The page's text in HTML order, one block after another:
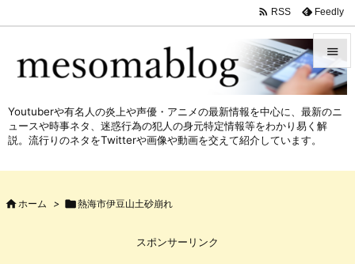



 RSS Feedly
Youtuberや有名人の炎上や声優・アニメの最新情報を中心に、最新のニ
ュースや時事ネタ、迷惑行為の犯人の身元特定情報等をわかり易く解
説。流行りのネタをTwitterや画像や動画を交えて紹介しています。
 ホーム > 熱海市伊豆山土砂崩れ
スポンサーリンク